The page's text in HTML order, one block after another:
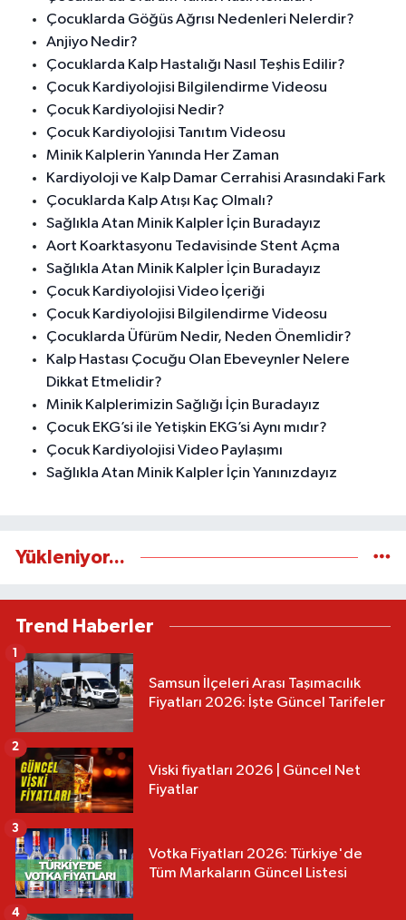
Çocuklarda Göğüs Ağrısı Nedenleri Nelerdir?
Anjiyo Nedir?
Çocuklarda Kalp Hastalığı Nasıl Teşhis Edilir?
Çocuk Kardiyolojisi Bilgilendirme Videosu
Çocuk Kardiyolojisi Nedir?
Çocuk Kardiyolojisi Tanıtım Videosu
Minik Kalplerin Yanında Her Zaman
Kardiyoloji ve Kalp Damar Cerrahisi Arasındaki Fark
Çocuklarda Kalp Atışı Kaç Olmalı?
Sağlıkla Atan Minik Kalpler İçin Buradayız
Aort Koarktasyonu Tedavisinde Stent Açma
Sağlıkla Atan Minik Kalpler İçin Buradayız
Çocuk Kardiyolojisi Video İçeriği
Çocuk Kardiyolojisi Bilgilendirme Videosu
Çocuklarda Üfürüm Nedir, Neden Önemlidir?
Kalp Hastası Çocuğu Olan Ebeveynler Nelere
Dikkat Etmelidir?
Minik Kalplerimizin Sağlığı İçin Buradayız
Çocuk EKG’si ile Yetişkin EKG’si Aynı mıdır?
Çocuk Kardiyolojisi Video Paylaşımı
Sağlıkla Atan Minik Kalpler İçin Yanınızdayız
Yükleniyor...
Trend Haberler
Samsun İlçeleri Arası Taşımacılık
Fiyatları 2026: İşte Güncel Tarifeler
1
Viski fiyatları 2026 | Güncel Net
Fiyatlar
2
Votka Fiyatları 2026: Türkiye'de
Tüm Markaların Güncel Listesi
3
4